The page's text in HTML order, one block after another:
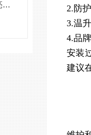
探秘高压耐火型母线槽：结构亮点与实用效能
2.防
3.温
4.品
安装
建议